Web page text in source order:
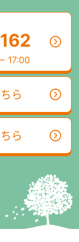
17:00
ら
ら